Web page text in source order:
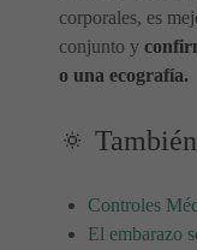
corporales, es
conjunto y
o una ecografía.
🔅
Controles
El embarazo